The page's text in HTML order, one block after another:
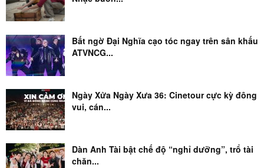
Bất ngờ Đại Nghĩa cạo tóc ngay trên sân khấu
ATVNCG...
Ngày Xửa Ngày Xưa 36: Cinetour cực kỳ đông
vui, cán...
Dàn Anh Tài bật chế độ “nghỉ dưỡng”, trổ tài
chăn...